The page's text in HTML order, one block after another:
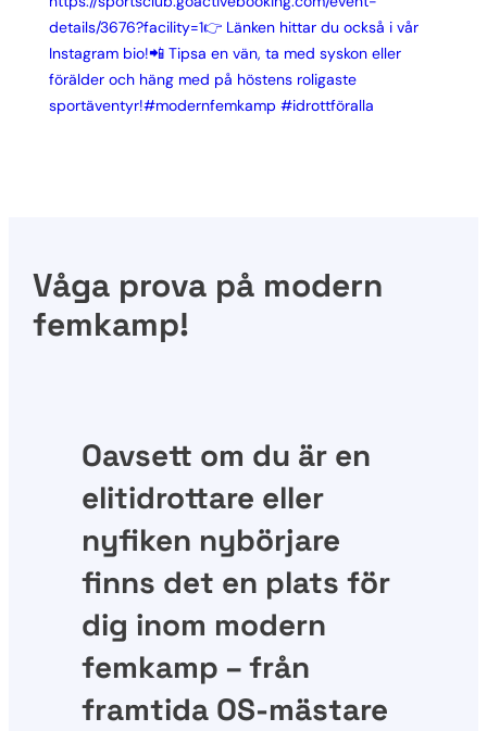
Våga prova på modern
femkamp!
Oavsett om du är en
elitidrottare eller
nyfiken nybörjare
finns det en plats för
dig inom modern
femkamp – från
framtida OS-mästare